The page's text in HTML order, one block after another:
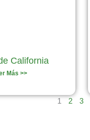
California
Más >>
1 2 3